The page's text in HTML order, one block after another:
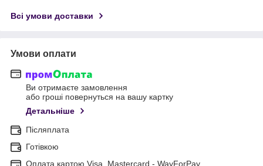
Всі умови доставки
Умови оплати
Ви отримаєте замовлення
або гроші повернуться на вашу картку
Детальніше
Післяплата
Готівкою
Оплата картою Visa, Mastercard - WayForPay